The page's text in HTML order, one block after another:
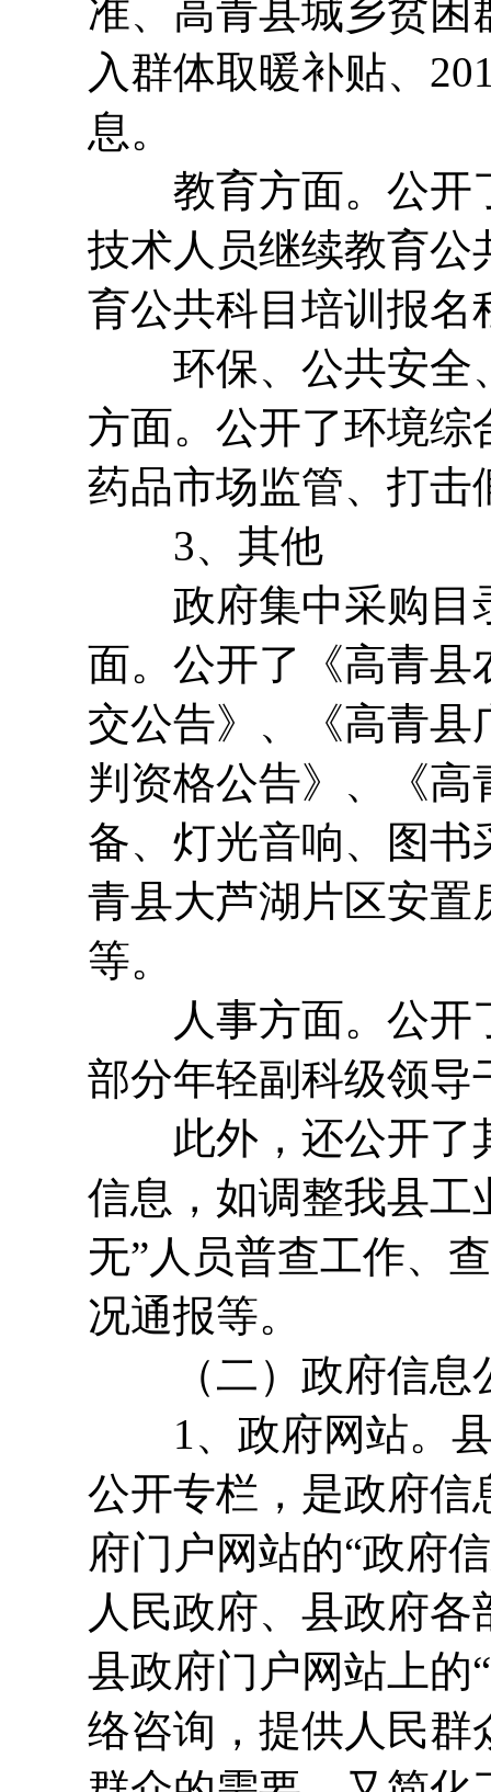
准、高青县城乡贫困
入群体取暖补贴、
息。
教育方面。公开
技术人员继续教育公
育公共科目培训报名
环保、公共安全
方面。公开了环境综
药品市场监管、打击
3、其他
政府集中采购目
面。公开了《高青县
交公告》、《高青县
判资格公告》、《
备、灯光音响、图书
青县大芦湖片区安置
等。
人事方面。公开
部分年轻副科级领导
此外，还公开了
信息，如调整我县工
无”人员普查工作、
况通报等。
（二）政府信息
1、政府网站。县
公开专栏，是政府信
府门户网站的“政府
人民政府、县政府
县政府门户网站上的
络咨询，提供人民群